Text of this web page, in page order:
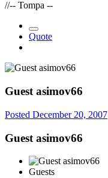
//-- Tompa --
Quote
Guest asimov66
Posted December 20, 2007
Guest asimov66
Guests